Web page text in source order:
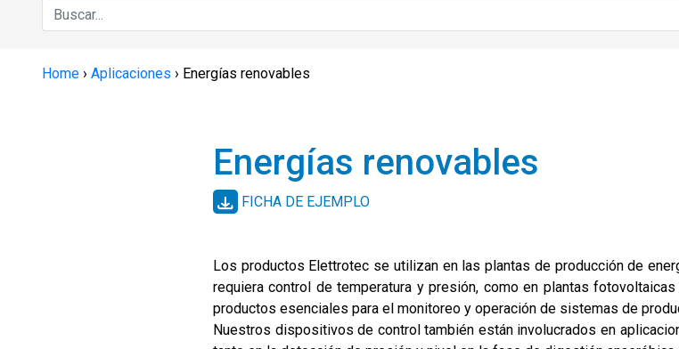
Home › Aplicaciones › Energías renovables
Energías renovables
FICHA DE EJEMPLO
Los productos Elettrotec se utilizan en las plantas de producción de
requiera control de temperatura y presión, como en plantas
productos esenciales para el monitoreo y operación de sistemas de
Nuestros dispositivos de control también están involucrados en